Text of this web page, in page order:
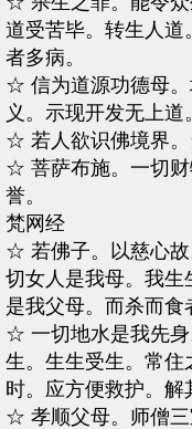
道受苦毕。转生人道
者多病。
☆ 信为道源功德母
义。示现开发无上道。
☆ 若人欲识佛境界。
☆ 菩萨布施。一切财
誉。
梵网经
☆ 若佛子。以慈心
切女人是我母。我生
是我父母。而杀而食
☆ 一切地水是我先
生。生生受生。常住
时。应方便救护。解
☆ 孝顺父母。师僧三